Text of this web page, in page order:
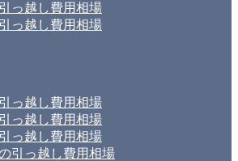
っ越し費用相場
っ越し費用相場
っ越し費用相場
っ越し費用相場
っ越し費用相場
引っ越し費用相場